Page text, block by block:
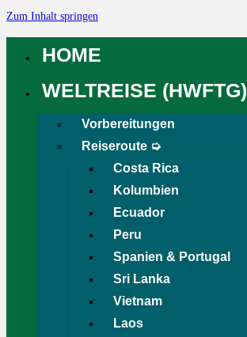
Zum Inhalt springen
HOME
WELTREISE (HWFTG)
Vorbereitungen
Reiseroute ➭
Costa Rica
Kolumbien
Ecuador
Peru
Spanien & Portugal
Sri Lanka
Vietnam
Laos